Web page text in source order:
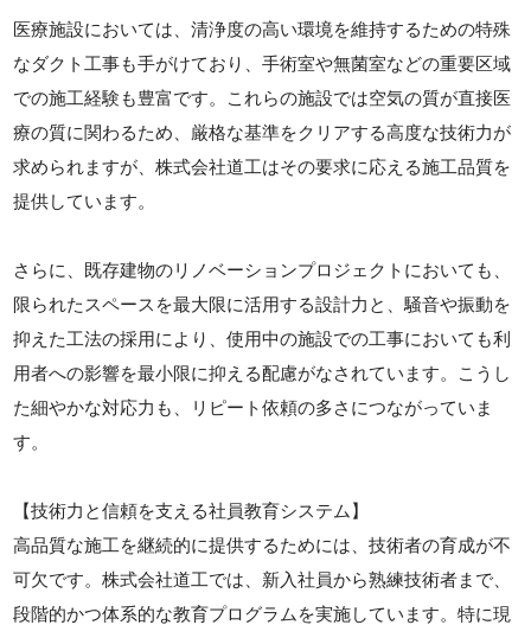
医療施設においては、清浄度の高い環境を維持するための特殊
なダクト工事も手がけており、手術室や無菌室などの重要区域
での施工経験も豊富です。これらの施設では空気の質が直接医
療の質に関わるため、厳格な基準をクリアする高度な技術力が
求められますが、株式会社道工はその要求に応える施工品質を
提供しています。
さらに、既存建物のリノベーションプロジェクトにおいても、
限られたスペースを最大限に活用する設計力と、騒音や振動を
抑えた工法の採用により、使用中の施設での工事においても利
用者への影響を最小限に抑える配慮がなされています。こうし
た細やかな対応力も、リピート依頼の多さにつながっていま
す。
【技術力と信頼を支える社員教育システム】
高品質な施工を継続的に提供するためには、技術者の育成が不
可欠です。株式会社道工では、新入社員から熟練技術者まで、
段階的かつ体系的な教育プログラムを実施しています。特に現